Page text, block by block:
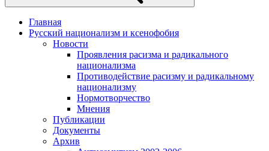
Главная
Русский национализм и ксенофобия
Новости
Проявления расизма и радикального
национализма
Противодействие расизму и радикальному
национализму
Нормотворчество
Мнения
Публикации
Документы
Архив